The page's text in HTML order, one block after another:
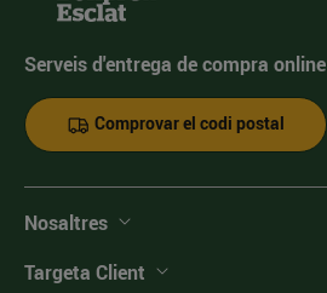
Serveis d'entrega de compra online
Comprovar el codi postal
Nosaltres
Targeta Client